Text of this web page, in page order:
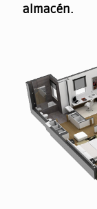
almacén.